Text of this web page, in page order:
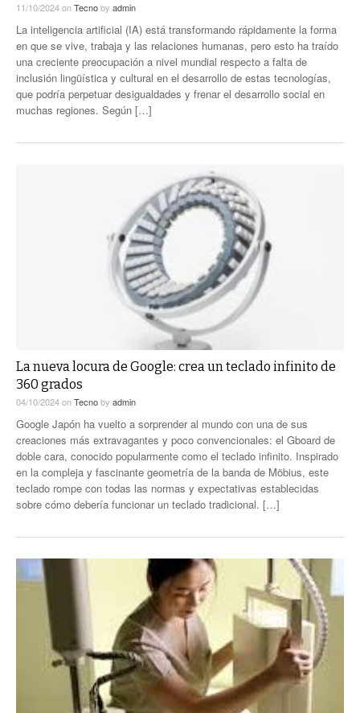
11/10/2024onTecnoby admin
La inteligencia artificial (IA) está transformando rápidamente la forma
en que se vive, trabaja y las relaciones humanas, pero esto ha traído
una creciente preocupación a nivel mundial respecto a falta de
inclusión lingüística y cultural en el desarrollo de estas tecnologías,
que podría perpetuar desigualdades y frenar el desarrollo social en
muchas regiones. Según […]
La nueva locura de Google: crea un teclado infinito de
360 grados
04/10/2024onTecnoby admin
Google Japón ha vuelto a sorprender al mundo con una de sus
creaciones más extravagantes y poco convencionales: el Gboard de
doble cara, conocido popularmente como el teclado infinito. Inspirado
en la compleja y fascinante geometría de la banda de Möbius, este
teclado rompe con todas las normas y expectativas establecidas
sobre cómo debería funcionar un teclado tradicional. […]